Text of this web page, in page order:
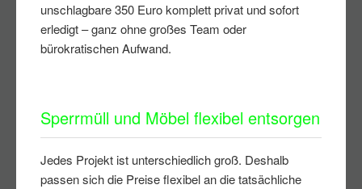
unschlagbare 350 Euro komplett privat und sofort
erledigt – ganz ohne großes Team oder
bürokratischen Aufwand.
Sperrmüll und Möbel flexibel entsorgen
Jedes Projekt ist unterschiedlich groß. Deshalb
passen sich die Preise flexibel an die tatsächliche